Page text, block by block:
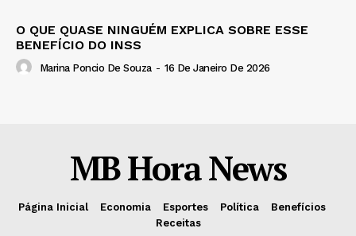
O QUE QUASE NINGUÉM EXPLICA SOBRE ESSE
BENEFÍCIO DO INSS
Marina Poncio De Souza - 16 De Janeiro De 2026
MB Hora News
Página Inicial Economia Esportes Política
Benefícios
Receitas